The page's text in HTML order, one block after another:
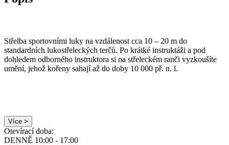
Střelba sportovními luky na vzdálenost cca 10 – 20 m do
standardních lukostřeleckých terčů. Po krátké instruktáži a pod
dohledem odborného instruktora si na střeleckém ranči vyzkoušíte
umění, jehož kořeny sahají až do doby 10 000 př. n. l.
Více >
Otevírací doba:
DENNĚ 10:00 - 17:00